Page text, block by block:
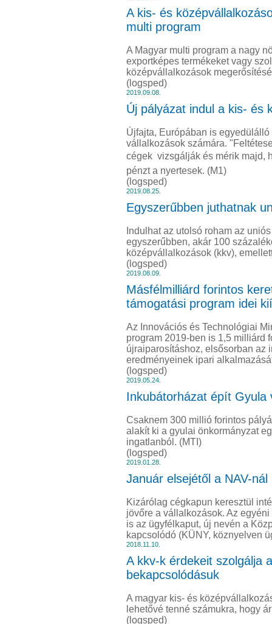
A kis- és
multi program
A Magyar multi program a nagy
exportképes termékeket vagy
középvállalkozások
(logsped)
2019.09.08.
Új pályázat indul a kis- és
Újfajta, Európában is
vállalkozások számára.
cégek  vizsgálják és mérik
pénzt a nyertesek. (M1)
(logsped)
2019.08.25.
Egyszerűbben juthatnak
Indulhat az utolsó roham az
egyszerűbben, akár 100
középvállalkozások (kkv),
(logsped)
2019.08.09.
Másfélmilliárd forintos
támogatási program idei
Az Innovációs és Technológiai
program 2019-ben is 1,5 milliárd
újraiparosításhoz, elsősorban az
eredményeinek ipari
(logsped)
2019.05.24.
Inkubátorházat épít Gyula
Csaknem 300 millió forintos
alakít ki a gyulai önkormányzat
ingatlanból. (MTI)
(logsped)
2019.01.28.
Január elsejétől a NAV-
Kizárólag cégkapun keresztül
jövőre a vállalkozások. Az
is az ügyfélkaput, új nevén a
kapcsolódó (KÜNY, köznyelven
2018.11.10.
A kkv-k érdekeit szolgálja
bekapcsolódásuk
A magyar kis- és
lehetővé tenné számukra, hogy
(logsped)